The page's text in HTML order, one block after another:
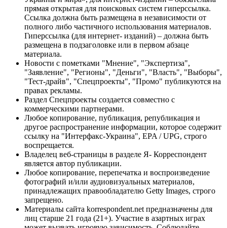
прямая открытая для поисковых систем гиперссылка.
Ссылка должна быть размещена в независимости от
полного либо частичного использования материалов.
Гиперссылка (для интернет- изданий) – должна быть
размещена в подзаголовке или в первом абзаце
материала.
Новости с пометками "Мнение", "Экспертиза",
"Заявление", "Регионы", "Деньги", "Власть", "Выборы",
"Тест-драйв", "Спецпроекты", "Промо" публикуются на
правах рекламы.
Раздел Спецпроекты создается совместно с
коммерческими партнерами.
Любое копирование, публикация, републикация и
другое распространение информации, которое содержит
ссылку на "Интерфакс-Украина", EPA / UPG, строго
воспрещается.
Владелец веб-страницы в разделе Я- Корреспондент
является автор публикации.
Любое копирование, перепечатка и воспроизведение
фотографий и/или аудиовизуальных материалов,
принадлежащих правообладателю Getty Images, строго
запрещено.
Материалы сайта korrespondent.net предназначены для
лиц старше 21 года (21+). Участие в азартных играх